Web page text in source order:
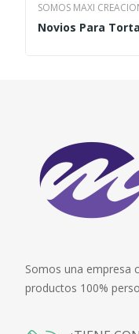
SOMOS MAXI
Novios Para Torta
Somos una empresa
productos 100%